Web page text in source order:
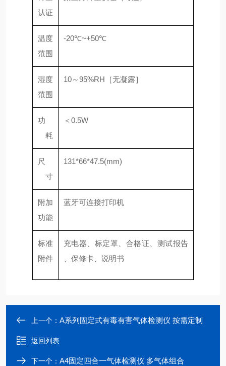
认证
温度
范围
-20℃~+50℃
湿度
范围
10～95%RH［无凝露］
功
耗
＜0.5W
尺
寸
131*66*47.5(mm)
附加
功能
蓝牙可连接打印机
标准
附件
充电器、标定罩、合格证、测试报告
、保修卡、说明书
上一个： A系列固定式有毒有害气体检测仪 按需定制
返回列表
下一个： A4固定四合一气体检测仪 多气体组合